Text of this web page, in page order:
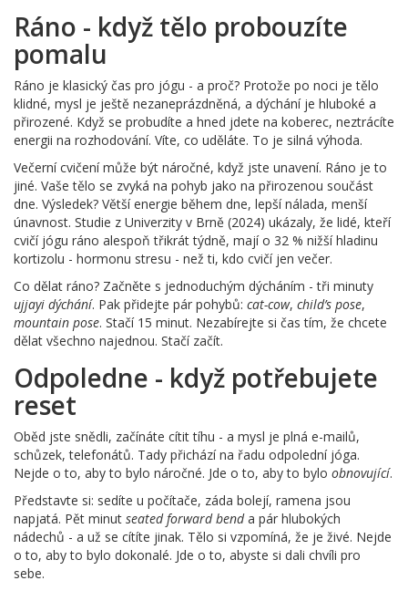
Ráno - když tělo probouzíte
pomalu
Ráno je klasický čas pro jógu - a proč? Protože po noci je tělo
klidné, mysl je ještě nezaneprázdněná, a dýchání je hluboké a
přirozené. Když se probudíte a hned jdete na koberec, neztrácíte
energii na rozhodování. Víte, co uděláte. To je silná výhoda.
Večerní cvičení může být náročné, když jste unavení. Ráno je to
jiné. Vaše tělo se zvyká na pohyb jako na přirozenou součást
dne. Výsledek? Větší energie během dne, lepší nálada, menší
únavnost. Studie z Univerzity v Brně (2024) ukázaly, že lidé, kteří
cvičí jógu ráno alespoň třikrát týdně, mají o 32 % nižší hladinu
kortizolu - hormonu stresu - než ti, kdo cvičí jen večer.
Co dělat ráno? Začněte s jednoduchým dýcháním - tři minuty
ujjayi dýchání. Pak přidejte pár pohybů: cat-cow, child’s pose,
mountain pose. Stačí 15 minut. Nezabírejte si čas tím, že chcete
dělat všechno najednou. Stačí začít.
Odpoledne - když potřebujete
reset
Oběd jste snědli, začínáte cítit tíhu - a mysl je plná e-mailů,
schůzek, telefonátů. Tady přichází na řadu odpolední jóga.
Nejde o to, aby to bylo náročné. Jde o to, aby to bylo obnovující.
Představte si: sedíte u počítače, záda bolejí, ramena jsou
napjatá. Pět minut seated forward benda pár hlubokých
nádechů - a už se cítíte jinak. Tělo si vzpomíná, že je živé. Nejde
o to, aby to bylo dokonalé. Jde o to, abyste si dali chvíli pro
sebe.